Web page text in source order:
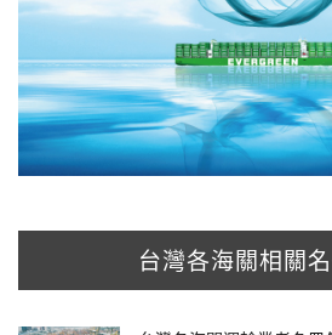
台灣各海關相關